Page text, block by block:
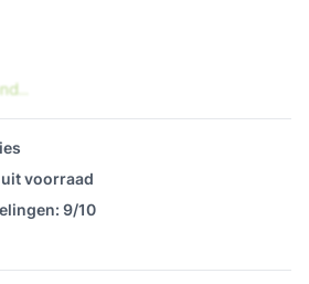
voorraad
9/10